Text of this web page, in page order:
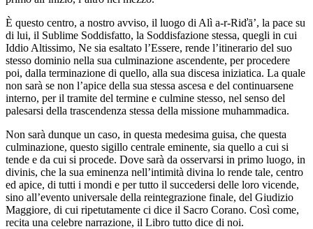
È questo centro, a nostro avviso, il luogo di Alì a-r-Riďā’, la pace su
di lui, il Sublime Soddisfatto, la Soddisfazione stessa, quegli in cui
Iddio Altissimo, Ne sia esaltato l’Essere, rende l’itinerario del suo
stesso dominio nella sua culminazione ascendente, per procedere
poi, dalla terminazione di quello, alla sua discesa iniziatica. La quale
non sarà se non l’apice della sua stessa ascesa e del continuarsene
interno, per il tramite del termine e culmine stesso, nel senso del
palesarsi della trascendenza stessa della missione muhammadica.
Non sarà dunque un caso, in questa medesima guisa, che questa
culminazione, questo sigillo centrale eminente, sia quello a cui si
tende e da cui si procede. Dove sarà da osservarsi in primo luogo, in
divinis, che la sua eminenza nell’intimità divina lo rende tale, centro
ed apice, di tutti i mondi e per tutto il succedersi delle loro vicende,
sino all’evento universale della reintegrazione finale, del Giudizio
Maggiore, di cui ripetutamente ci dice il Sacro Corano. Così come,
recita una celebre narrazione, il Libro tutto dice di noi.